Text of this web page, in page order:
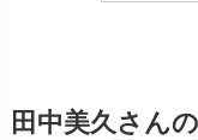
田中美久さん